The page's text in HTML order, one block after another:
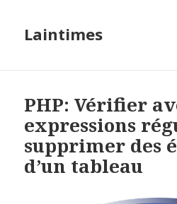
Laintimes
PHP: Vérifier
expressions
supprimer des
d’un tableau